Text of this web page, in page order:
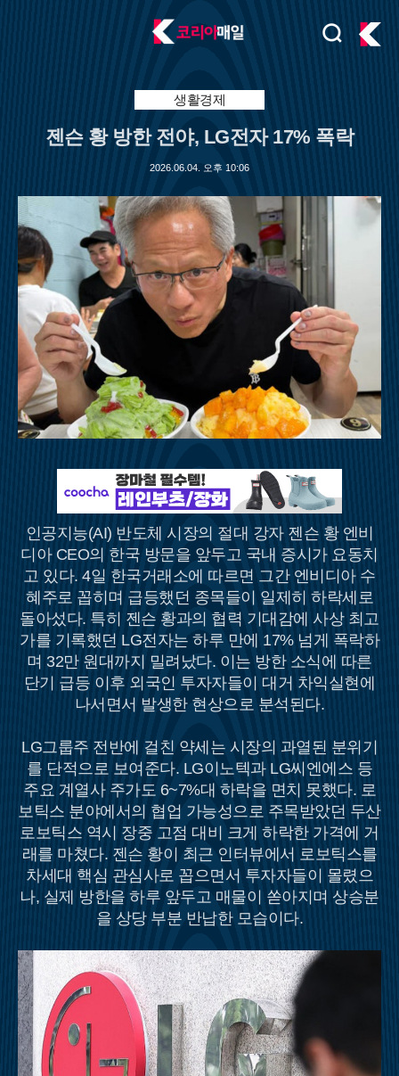
검
주
기
생활경제
젠슨 황 방한 전야, LG전자 17% 폭락
2026.06.04. 오후 10:06
인공지능(AI) 반도체 시장의 절대 강자 젠슨 황 엔비
디아 CEO의 한국 방문을 앞두고 국내 증시가 요동치
고 있다. 4일 한국거래소에 따르면 그간 엔비디아 수
혜주로 꼽히며 급등했던 종목들이 일제히 하락세로
돌아섰다. 특히 젠슨 황과의 협력 기대감에 사상 최고
가를 기록했던 LG전자는 하루 만에 17% 넘게 폭락하
며 32만 원대까지 밀려났다. 이는 방한 소식에 따른
단기 급등 이후 외국인 투자자들이 대거 차익실현에
나서면서 발생한 현상으로 분석된다.
LG그룹주 전반에 걸친 약세는 시장의 과열된 분위기
를 단적으로 보여준다. LG이노텍과 LG씨엔에스 등
주요 계열사 주가도 6~7%대 하락을 면치 못했다. 로
보틱스 분야에서의 협업 가능성으로 주목받았던 두산
로보틱스 역시 장중 고점 대비 크게 하락한 가격에 거
래를 마쳤다. 젠슨 황이 최근 인터뷰에서 로보틱스를
차세대 핵심 관심사로 꼽으면서 투자자들이 몰렸으
나, 실제 방한을 하루 앞두고 매물이 쏟아지며 상승분
을 상당 부분 반납한 모습이다.